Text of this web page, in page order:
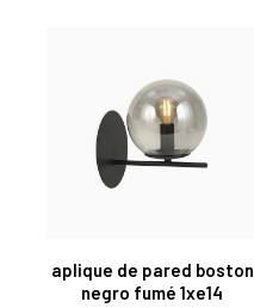
aplique de pared boston
negro fumé 1xe14